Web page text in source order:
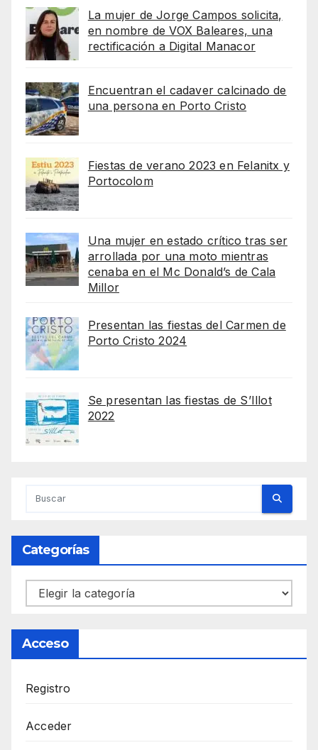
La mujer de Jorge Campos solicita,
en nombre de VOX Baleares, una
rectificación a Digital Manacor
Encuentran el cadaver calcinado de
una persona en Porto Cristo
Fiestas de verano 2023 en Felanitx y
Portocolom
Una mujer en estado crítico tras ser
arrollada por una moto mientras
cenaba en el Mc Donald’s de Cala
Millor
Presentan las fiestas del Carmen de
Porto Cristo 2024
Se presentan las fiestas de S’Illot
2022
Categorías
Categorías
Acceso
Registro
Acceder